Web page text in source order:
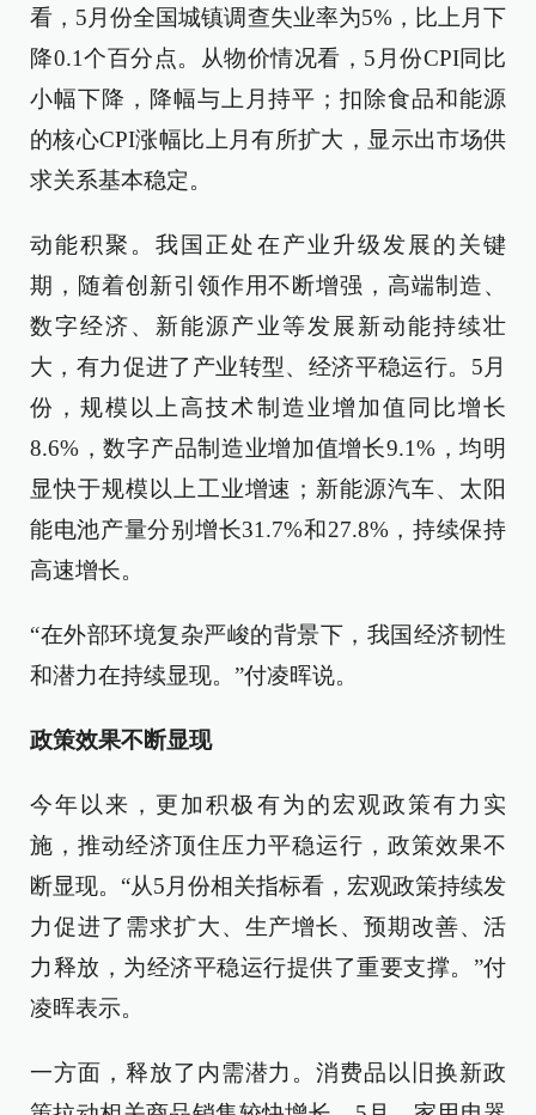
看，5月份全国城镇调查失业率为5%，比上月下
降0.1个百分点。从物价情况看，5月份CPI同比
小幅下降，降幅与上月持平；扣除食品和能源
的核心CPI涨幅比上月有所扩大，显示出市场供
求关系基本稳定。
动能积聚。我国正处在产业升级发展的关键
期，随着创新引领作用不断增强，高端制造、
数字经济、新能源产业等发展新动能持续壮
大，有力促进了产业转型、经济平稳运行。5月
份，规模以上高技术制造业增加值同比增长
8.6%，数字产品制造业增加值增长9.1%，均明
显快于规模以上工业增速；新能源汽车、太阳
能电池产量分别增长31.7%和27.8%，持续保持
高速增长。
“在外部环境复杂严峻的背景下，我国经济韧性
和潜力在持续显现。”付凌晖说。
政策效果不断显现
今年以来，更加积极有为的宏观政策有力实
施，推动经济顶住压力平稳运行，政策效果不
断显现。“从5月份相关指标看，宏观政策持续发
力促进了需求扩大、生产增长、预期改善、活
力释放，为经济平稳运行提供了重要支撑。”付
凌晖表示。
一方面，释放了内需潜力。消费品以旧换新政